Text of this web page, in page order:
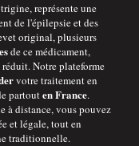
représente une
de l'épilepsie et des
original, plusieurs
de ce médicament,
Notre plateforme
votre traitement en
partouten France.
à distance, vous pouvez
et légale, tout en
traditionnelle.